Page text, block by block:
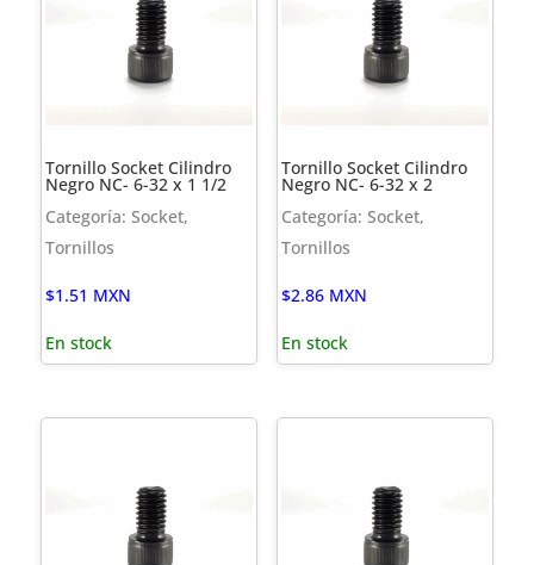
Tornillo Socket Cilindro
Negro NC- 6-32 x 1 1/2
Categoría: Socket,
Tornillos
$1.51 MXN
En stock
Tornillo Socket Cilindro
Negro NC- 6-32 x 2
Categoría: Socket,
Tornillos
$2.86 MXN
En stock